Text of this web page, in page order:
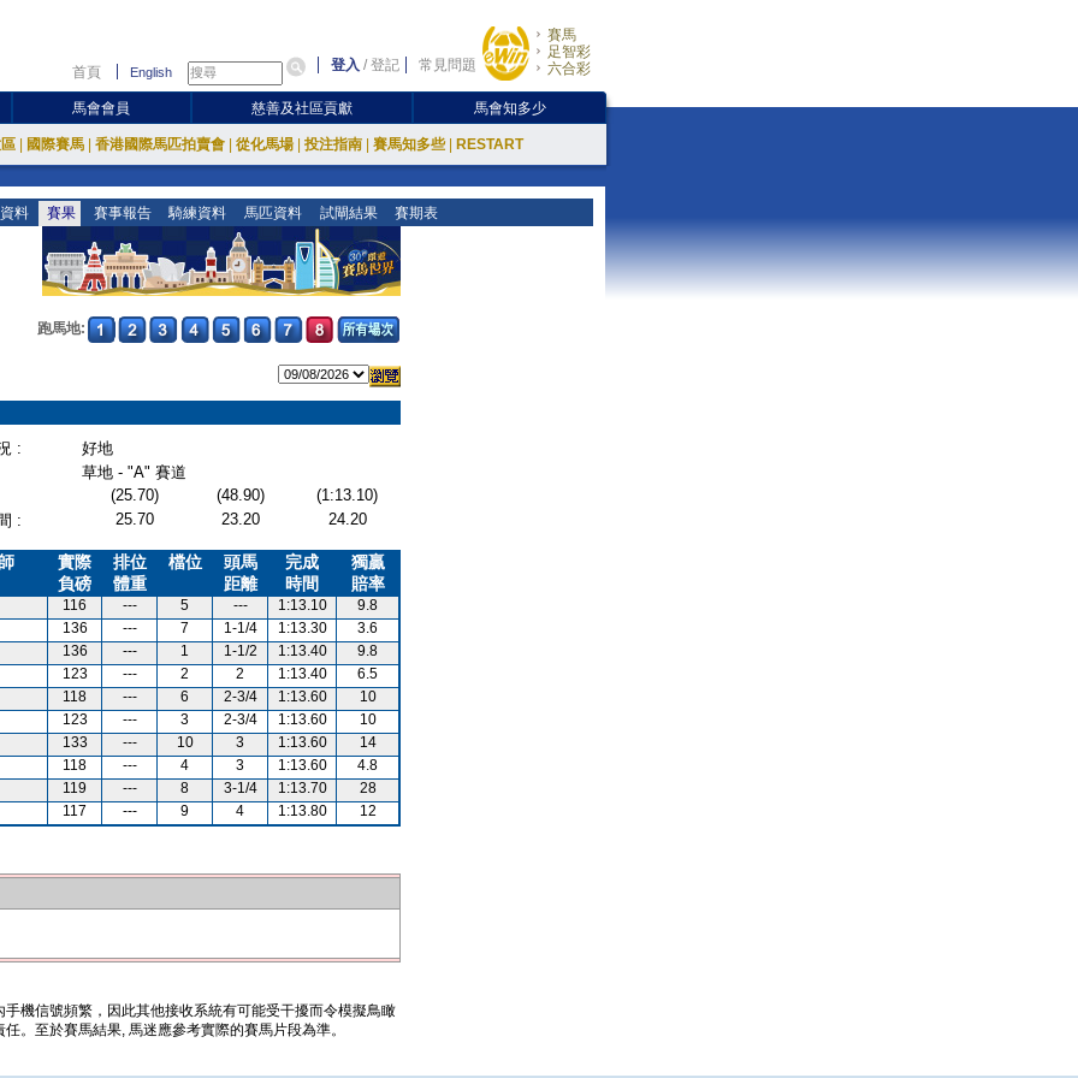
首頁 English 登入 /登記 常見問題
賽馬
足智彩
六合彩
馬會會員 慈善及社區貢獻 馬會知多少
國際賽馬 香港國際馬匹拍賣會 從化馬場 投注指南 賽馬知多些 RESTART
料 賽果 賽事報告 騎練資料 馬匹資料 試閘結果 賽期表
跑馬地:
:
好地
草地 - "A" 賽道
(25.70)
(48.90)
(1:13.10)
:
25.70 23.20 24.20
實際
負磅
排位
體重
檔位
頭馬
距離
完成
時間
獨贏
賠率
116 --- 5 --- 1:13.10
9.8
136
--- 7 1-1/4 1:13.30
3.6
136
--- 1 1-1/2 1:13.40
9.8
123
--- 2 2 1:13.40
6.5
118
--- 6 2-3/4 1:13.60
10
123
--- 3 2-3/4 1:13.60
10
133
--- 10 3 1:13.60
14
118
--- 4 3 1:13.60
4.8
119
--- 8 3-1/4 1:13.70
28
117
--- 9 4 1:13.80 12
機信號頻繁，因此其他接收系統有可能受干擾而令模擬鳥瞰
。至於賽馬結果, 馬迷應參考實際的賽馬片段為準。